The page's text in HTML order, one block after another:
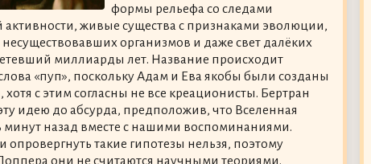
формы рельефа со следами
активности, живые существа с признаками эволюции,
организмов и даже свет далёких
миллиарды лет. Название происходит
слова «пуп», поскольку Адам и Ева якобы были созданы
с этим согласны не все креационисты. Бертран
идею до абсурда, предположив, что Вселенная
минут назад вместе с нашими воспоминаниями.
опровергнуть такие гипотезы нельзя, поэтому
они не считаются научными теориями.